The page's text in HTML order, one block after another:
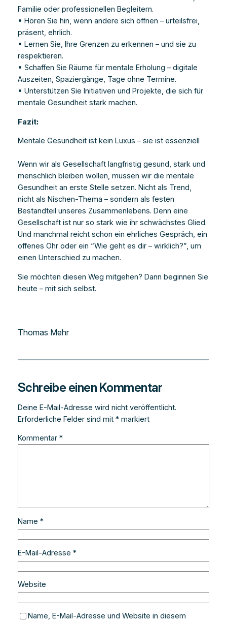
Familie oder professionellen Begleitern.
• Hören Sie hin, wenn andere sich öffnen – urteilsfrei,
präsent, ehrlich.
• Lernen Sie, Ihre Grenzen zu erkennen – und sie zu
respektieren.
• Schaffen Sie Räume für mentale Erholung – digitale
Auszeiten, Spaziergänge, Tage ohne Termine.
• Unterstützen Sie Initiativen und Projekte, die sich für
mentale Gesundheit stark machen.
Fazit:
Mentale Gesundheit ist kein Luxus – sie ist essenziell
Wenn wir als Gesellschaft langfristig gesund, stark und
menschlich bleiben wollen, müssen wir die mentale
Gesundheit an erste Stelle setzen. Nicht als Trend,
nicht als Nischen-Thema – sondern als festen
Bestandteil unseres Zusammenlebens. Denn eine
Gesellschaft ist nur so stark wie ihr schwächstes Glied.
Und manchmal reicht schon ein ehrliches Gespräch, ein
offenes Ohr oder ein “Wie geht es dir – wirklich?”, um
einen Unterschied zu machen.
Sie möchten diesen Weg mitgehen? Dann beginnen Sie
heute – mit sich selbst.
Thomas Mehr
Schreibe einen Kommentar
Deine E-Mail-Adresse wird nicht veröffentlicht.
Erforderliche Felder sind mit *markiert
Kommentar *
Name *
E-Mail-Adresse *
Website
Name, E-Mail-Adresse und Website in diesem